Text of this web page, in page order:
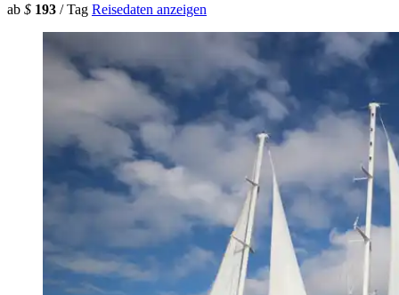
ab $ 193 / Tag Reisedaten anzeigen